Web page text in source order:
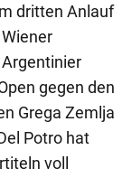
dritten Anlauf
gegen den
Grega Zemlja
Potro hat
voll